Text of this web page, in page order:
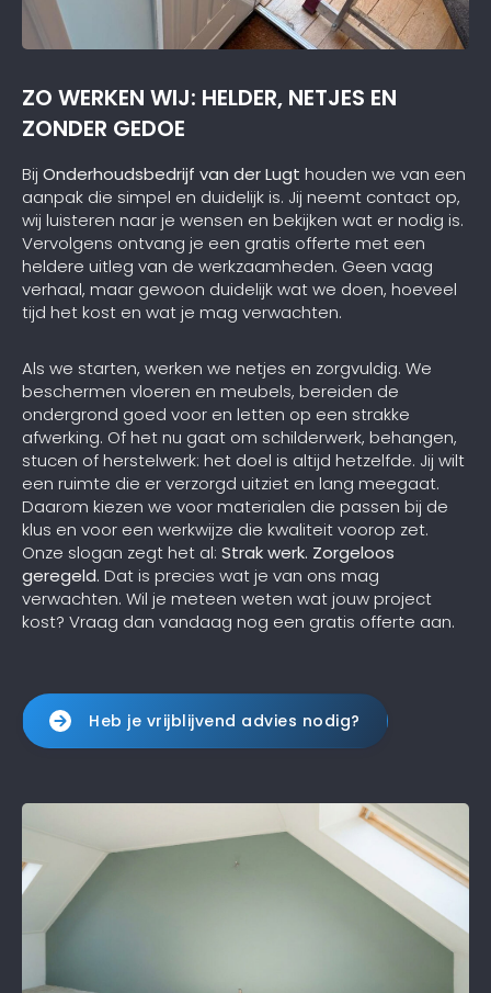
ZO WERKEN WIJ: HELDER, NETJES EN
ZONDER GEDOE
Bij Onderhoudsbedrijf van der Lugt houden we van een
aanpak die simpel en duidelijk is. Jij neemt contact op,
wij luisteren naar je wensen en bekijken wat er nodig is.
Vervolgens ontvang je een gratis offerte met een
heldere uitleg van de werkzaamheden. Geen vaag
verhaal, maar gewoon duidelijk wat we doen, hoeveel
tijd het kost en wat je mag verwachten.
Als we starten, werken we netjes en zorgvuldig. We
beschermen vloeren en meubels, bereiden de
ondergrond goed voor en letten op een strakke
afwerking. Of het nu gaat om schilderwerk, behangen,
stucen of herstelwerk: het doel is altijd hetzelfde. Jij wilt
een ruimte die er verzorgd uitziet en lang meegaat.
Daarom kiezen we voor materialen die passen bij de
klus en voor een werkwijze die kwaliteit voorop zet.
Onze slogan zegt het al: Strak werk. Zorgeloos
geregeld. Dat is precies wat je van ons mag
verwachten. Wil je meteen weten wat jouw project
kost? Vraag dan vandaag nog een gratis offerte aan.
Heb je vrijblijvend advies nodig?